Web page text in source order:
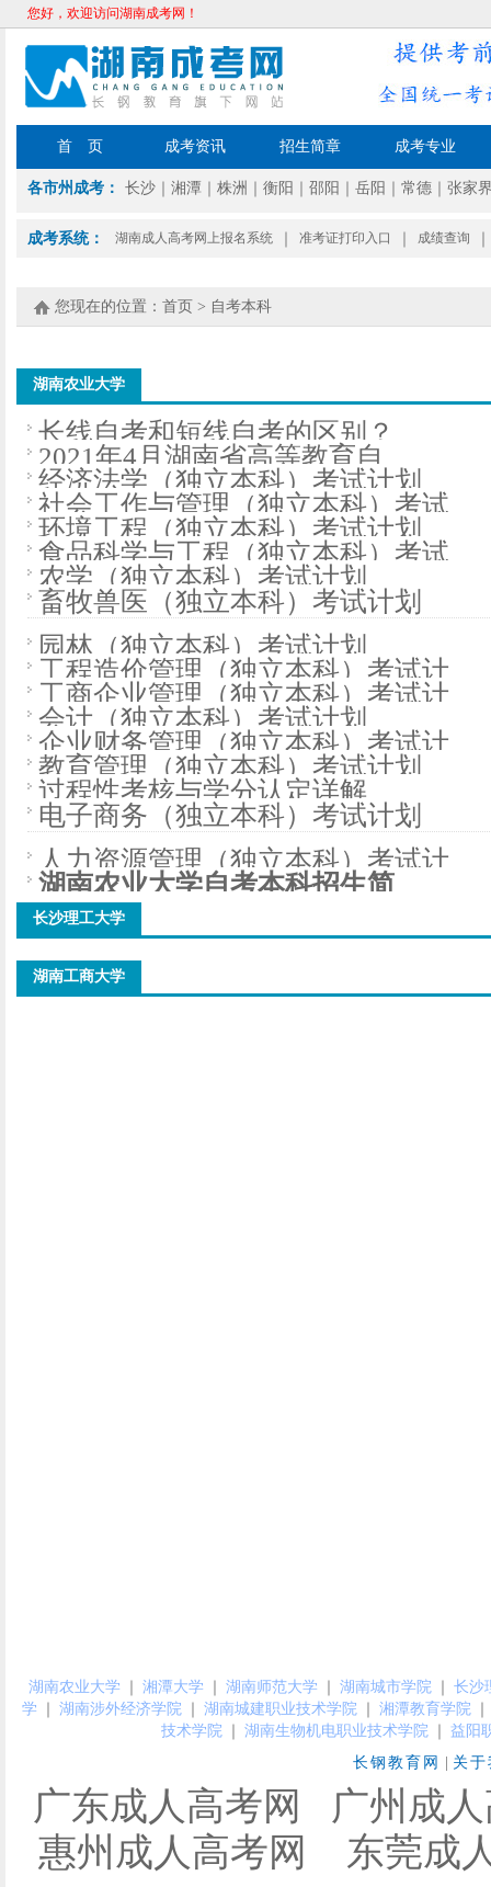
您好，欢迎访问湖南成考网！
首 页 成考资讯 招生简章 成考专业
各市州成考： 长沙 湘潭 株洲 衡阳 邵阳 岳阳 常德 张家
成考系统： 湖南成人高考网上报名系统 准考证打印入口 成绩查询
您现在的位置： 首页 > 自考本科
湖南农业大学
长线自考和短线自考的区别？
2021年4月湖南省高等教育自
经济法学（独立本科）考试计划
社会工作与管理（独立本科）考试
环境工程（独立本科）考试计划
食品科学与工程（独立本科）考试
农学（独立本科）考试计划
畜牧兽医（独立本科）考试计划
园林（独立本科）考试计划
工程造价管理（独立本科）考试计
工商企业管理（独立本科）考试计
会计（独立本科）考试计划
企业财务管理（独立本科）考试计
教育管理（独立本科）考试计划
过程性考核与学分认定详解
电子商务（独立本科）考试计划
人力资源管理（独立本科）考试计
湖南农业大学自考本科招生简
长沙理工大学
湖南工商大学
湖南农业大学 湘潭大学 湖南师范大学 湖南城市学院
长沙
学
湖南涉外经济学院 湖南城建职业技术学院 湘潭教育学院
技术学院
湖南生物机电职业技术学院
益阳
长钢教育网
关
广东成人高考网
广州成
惠州成人高考网
东莞成